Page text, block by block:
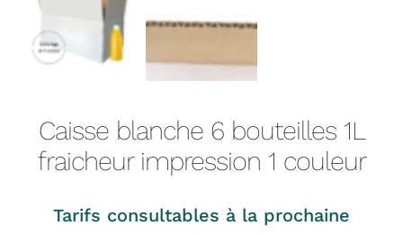
Caisse blanche 6 bouteilles 1L
fraicheur impression 1 couleur
Tarifs consultables à la prochaine